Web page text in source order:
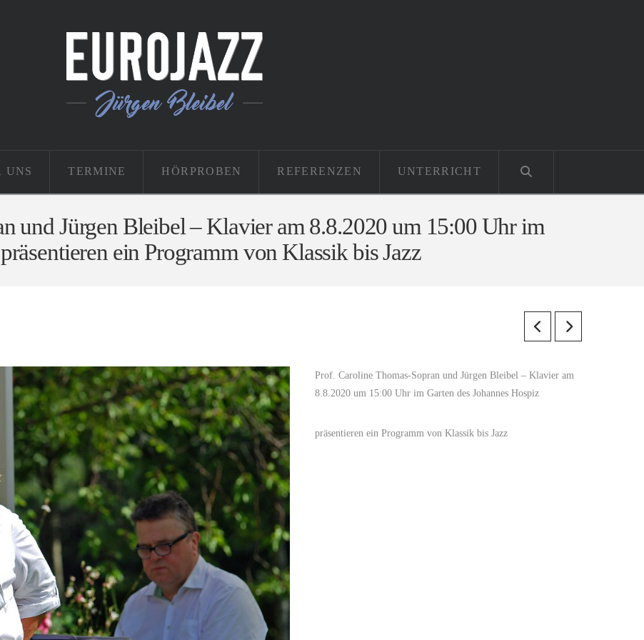
UNS TERMINE HÖRPROBEN REFERENZEN UNTERRICHT
und Jürgen Bleibel – Klavier am 8.8.2020 um 15:00 Uhr im
ein Programm von Klassik bis Jazz
Prof. Caroline Thomas-Sopran und Jürgen Bleibel – Klavier am
8.8.2020 um 15:00 Uhr im Garten des Johannes Hospiz
präsentieren ein Programm von Klassik bis Jazz